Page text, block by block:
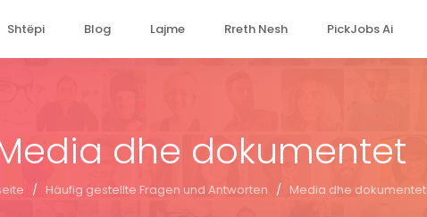
Shtëpi Blog Lajme Rreth Nesh PickJobs Ai
dhe dokumentet
/ Häufig gestellte Fragen und Antworten / Media dhe dokumentet